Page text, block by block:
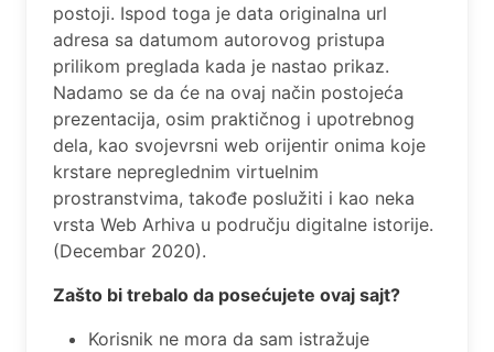
postoji. Ispod toga je data originalna url
adresa sa datumom autorovog pristupa
prilikom preglada kada je nastao prikaz.
Nadamo se da će na ovaj način postojeća
prezentacija, osim praktičnog i upotrebnog
dela, kao svojevrsni web orijentir onima koje
krstare nepreglednim virtuelnim
prostranstvima, takođe poslužiti i kao neka
vrsta Web Arhiva u području digitalne istorije.
(Decembar 2020).
Zašto bi trebalo da posećujete ovaj sajt?
Korisnik ne mora da sam istražuje